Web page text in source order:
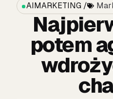
AIMARKETING /
potem